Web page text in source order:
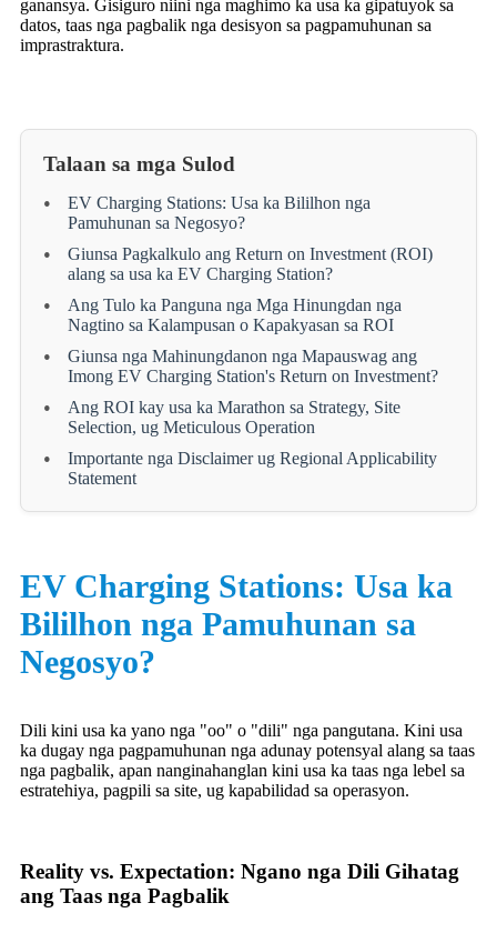
ganansya. Gisiguro niini nga maghimo ka usa ka gipatuyok sa
datos, taas nga pagbalik nga desisyon sa pagpamuhunan sa
imprastraktura.
Talaan sa mga Sulod
EV Charging Stations: Usa ka Bililhon nga
Pamuhunan sa Negosyo?
Giunsa Pagkalkulo ang Return on Investment (ROI)
alang sa usa ka EV Charging Station?
Ang Tulo ka Panguna nga Mga Hinungdan nga
Nagtino sa Kalampusan o Kapakyasan sa ROI
Giunsa nga Mahinungdanon nga Mapauswag ang
Imong EV Charging Station's Return on Investment?
Ang ROI kay usa ka Marathon sa Strategy, Site
Selection, ug Meticulous Operation
Importante nga Disclaimer ug Regional Applicability
Statement
EV Charging Stations: Usa ka
Bililhon nga Pamuhunan sa
Negosyo?
Dili kini usa ka yano nga "oo" o "dili" nga pangutana. Kini usa
ka dugay nga pagpamuhunan nga adunay potensyal alang sa taas
nga pagbalik, apan nanginahanglan kini usa ka taas nga lebel sa
estratehiya, pagpili sa site, ug kapabilidad sa operasyon.
Reality vs. Expectation: Ngano nga Dili Gihatag
ang Taas nga Pagbalik